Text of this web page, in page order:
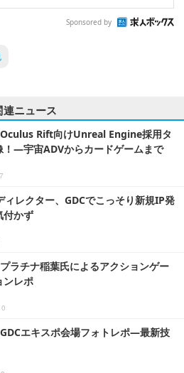
Sponsored by
連ニュース
Oculus Rift向けUnreal Engine採用タ
！―宇宙ADVからカードゲームまで
レクター、GDCでこっそり新規IP発
付かず
プラチナ稲葉氏によるアクションゲー
ンレポ
GDCエキスポ会場フォトレポ―最新技